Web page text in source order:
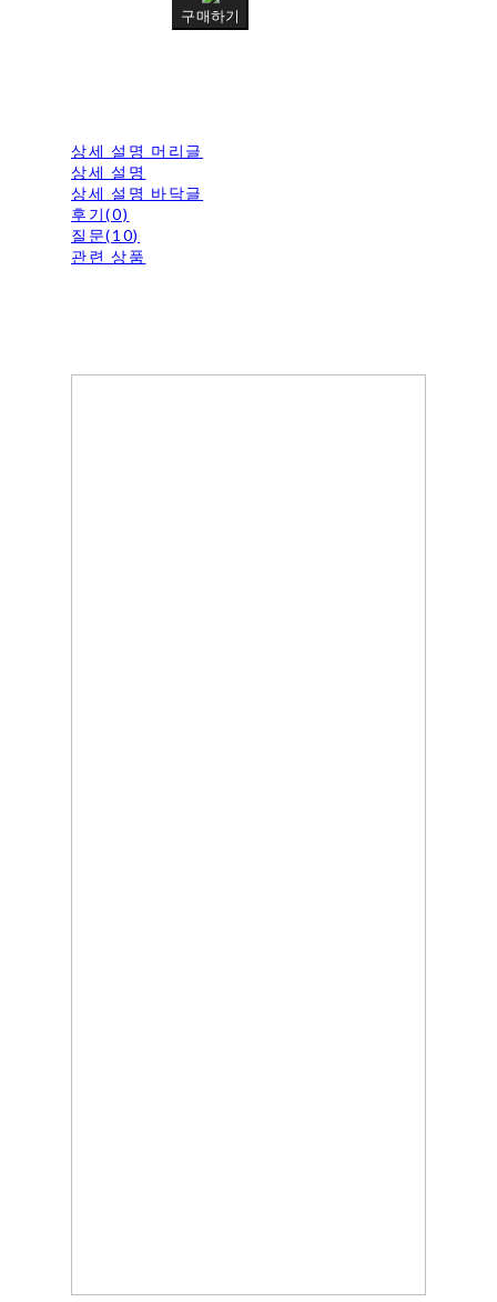
구매하기
상세 설명 머리글
상세 설명
상세 설명 바닥글
후기(0)
질문(10)
관련 상품